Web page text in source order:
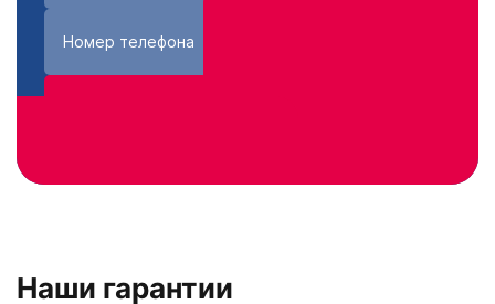
Наши гарантии